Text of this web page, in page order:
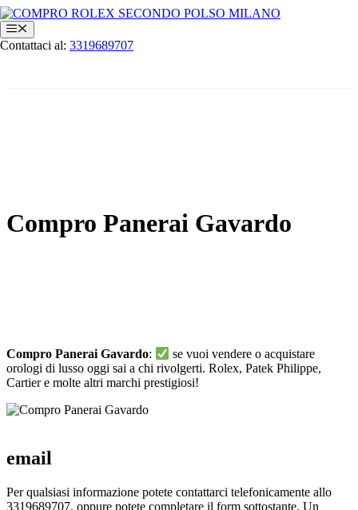
Vai
al
contenuto
Menu
Contattaci al: 3319689707
Compro Panerai Gavardo
Compro Panerai Gavardo:
se vuoi vendere o acquistare
orologi di lusso oggi sai a chi rivolgerti. Rolex, Patek Philippe,
Cartier e molte altri marchi prestigiosi!
email
Per qualsiasi informazione potete contattarci telefonicamente allo
3319689707, oppure potete completare il form sottostante, Un